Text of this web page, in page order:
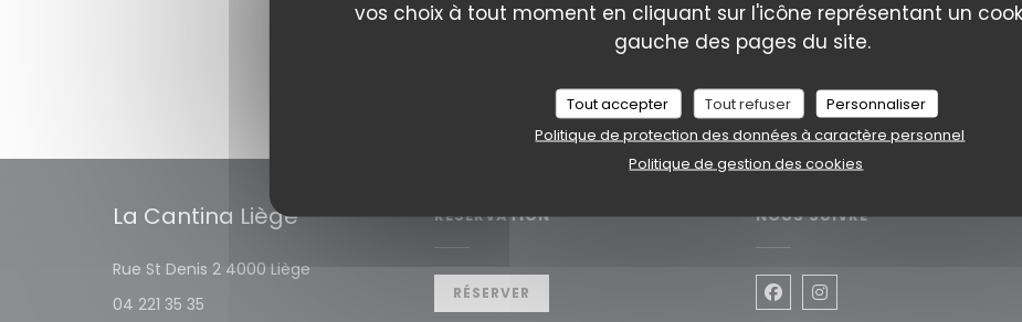
vos choix à tout moment en cliquant sur l'icône représentant un
gauche des pages du site.
Tout accepter Tout refuser
Personnaliser
Politique de protection des données à caractère personnel
Politique de gestion des cookies
La Cantina Liège
Rue St Denis 2 4000 Liège
04 221 35 35
RÉSERVATION
RÉSERVER
NOUS SUIVRE
Facebook ((ouvre une
Instagram ((ouvre